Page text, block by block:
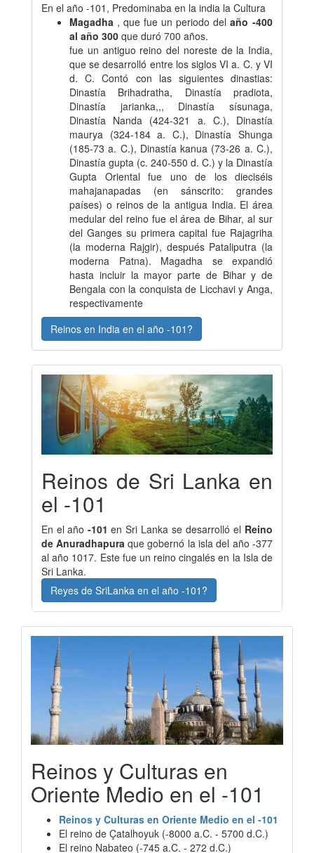
En el año -101, Predominaba en la india la Cultura
Magadha , que fue un periodo del año -400
al año 300 que duró 700 años.
fue un antiguo reino del noreste de la India,
que se desarrolló entre los siglos VI a. C. y VI
d. C. Contó con las siguientes dinastias:
Dinastía Brihadratha, Dinastía pradiota,
Dinastía jarianka,,, Dinastía sísunaga,
Dinastía Nanda (424-321 a. C.), Dinastía
maurya (324-184 a. C.), Dinastía Shunga
(185-73 a. C.), Dinastía kanua (73-26 a. C.),
Dinastía gupta (c. 240-550 d. C.) y la Dinastía
Gupta Oriental fue uno de los dieciséis
mahajanapadas (en sánscrito: grandes
países) o reinos de la antigua India. El área
medular del reino fue el área de Bihar, al sur
del Ganges su primera capital fue Rajagriha
(la moderna Rajgir), después Pataliputra (la
moderna Patna). Magadha se expandió
hasta incluir la mayor parte de Bihar y de
Bengala con la conquista de Licchavi y Anga,
respectivamente
Reinos en India en el año -101?
Reinos de Sri Lanka en
el -101
En el año -101 en Sri Lanka se desarrolló el Reino
de Anuradhapura que gobernó la isla del año -377
al año 1017. Este fue un reino cingalés en la Isla de
Sri Lanka.
Reyes de SriLanka en el año -101?
Reinos y Culturas en
Oriente Medio en el -101
Reinos y Culturas en Oriente Medio en el -101
El reino de Çatalhoyuk (-8000 a.C. - 5700 d.C.)
El reino Nabateo (-745 a.C. - 272 d.C.)